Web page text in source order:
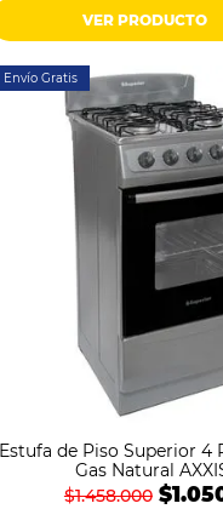
VER PRODUCTO
Envío Gratis
Estufa de Piso Superior 4
Gas Natural
$1.458.000